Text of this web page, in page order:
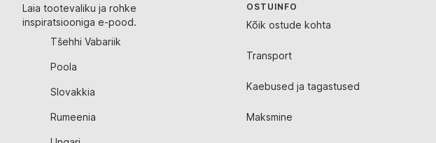
Laia tootevaliku ja rohke
inspiratsiooniga e-pood.
Tšehhi Vabariik
Poola
Slovakkia
Rumeenia
OSTUINFO
Kõik ostude kohta
Transport
Kaebused ja tagastused
Maksmine